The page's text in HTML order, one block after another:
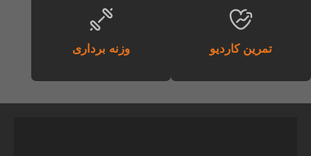
تمرین کاردیو وزنه برداری